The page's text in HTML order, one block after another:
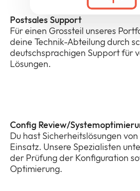
Postsales Support
Für einen Grossteil unseres
deine Technik-Abteilung durch
deutschsprachigen Support für
Lösungen.
Config Review/
Du hast Sicherheitslösungen
Einsatz. Unsere Spezialisten
der Prüfung der Konfiguration
Optimierung.